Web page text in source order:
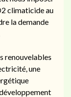
climaticide au
la demande
renouvelables
une